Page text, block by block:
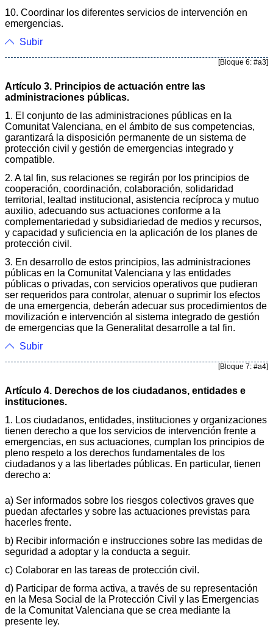
10. Coordinar los diferentes servicios de intervención en
emergencias.
Subir
[Bloque 6: #a3]
Artículo 3. Principios de actuación entre las
administraciones públicas.
1. El conjunto de las administraciones públicas en la
Comunitat Valenciana, en el ámbito de sus competencias,
garantizará la disposición permanente de un sistema de
protección civil y gestión de emergencias integrado y
compatible.
2. A tal fin, sus relaciones se regirán por los principios de
cooperación, coordinación, colaboración, solidaridad
territorial, lealtad institucional, asistencia recíproca y mutuo
auxilio, adecuando sus actuaciones conforme a la
complementariedad y subsidiariedad de medios y recursos,
y capacidad y suficiencia en la aplicación de los planes de
protección civil.
3. En desarrollo de estos principios, las administraciones
públicas en la Comunitat Valenciana y las entidades
públicas o privadas, con servicios operativos que pudieran
ser requeridos para controlar, atenuar o suprimir los efectos
de una emergencia, deberán adecuar sus procedimientos de
movilización e intervención al sistema integrado de gestión
de emergencias que la Generalitat desarrolle a tal fin.
Subir
[Bloque 7: #a4]
Artículo 4. Derechos de los ciudadanos, entidades e
instituciones.
1. Los ciudadanos, entidades, instituciones y organizaciones
tienen derecho a que los servicios de intervención frente a
emergencias, en sus actuaciones, cumplan los principios de
pleno respeto a los derechos fundamentales de los
ciudadanos y a las libertades públicas. En particular, tienen
derecho a:
a) Ser informados sobre los riesgos colectivos graves que
puedan afectarles y sobre las actuaciones previstas para
hacerles frente.
b) Recibir información e instrucciones sobre las medidas de
seguridad a adoptar y la conducta a seguir.
c) Colaborar en las tareas de protección civil.
d) Participar de forma activa, a través de su representación
en la Mesa Social de la Protección Civil y las Emergencias
de la Comunitat Valenciana que se crea mediante la
presente ley.